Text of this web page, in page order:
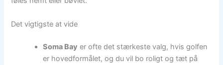
Det vigtigste at vide
Soma Bay er ofte det stærkeste valg, hvis golfen
er hovedformålet, og du vil bo roligt og tæt på